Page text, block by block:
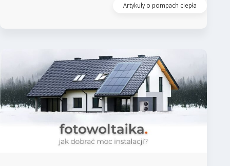
Artykuły o pompach ciepła